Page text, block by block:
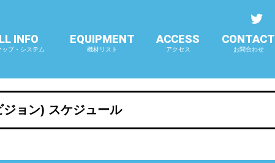
INFO
ップ・システム
EQUIPMENT
機材リスト
ACCESS
アクセス
CONTACT
お問合わせ
ョン) スケジュール